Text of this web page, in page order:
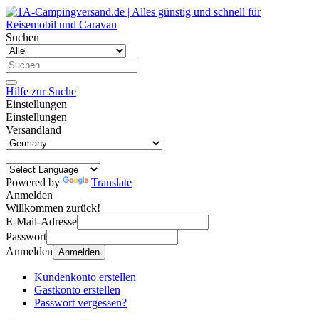
Suchen
Hilfe zur Suche
Einstellungen
Einstellungen
Versandland
Powered by
Translate
Anmelden
Willkommen zurück!
E-Mail-Adresse
Passwort
Anmelden Anmelden
Kundenkonto erstellen
Gastkonto erstellen
Passwort vergessen?